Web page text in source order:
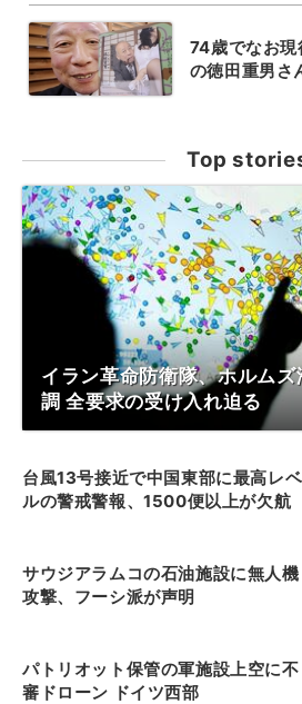
74歳でなお現
の徳田重男さ
Top
イラン革命防衛隊、ホルム
調 全要求の受け入れ迫る
台風13号接近で中国東部に最高レベ
ルの警戒警報、1500便以上が欠航
サウジアラムコの石油施設に無人機
攻撃、フーシ派が声明
パトリオット保管の軍施設上空に不
審ドローン ドイツ西部